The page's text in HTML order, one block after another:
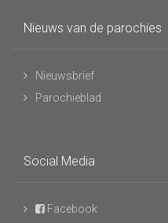
Nieuws van de parochies
Nieuwsbrief
Parochieblad
Social Media
Facebook